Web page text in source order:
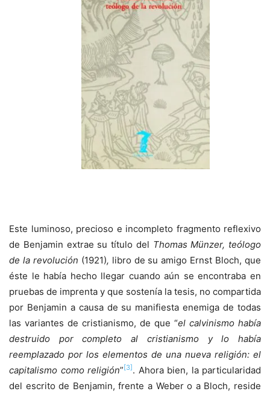
Este luminoso, precioso e incompleto fragmento reflexivo
de Benjamin extrae su título del Thomas Münzer, teólogo
de la revolución (1921), libro de su amigo Ernst Bloch, que
éste le había hecho llegar cuando aún se encontraba en
pruebas de imprenta y que sostenía la tesis, no compartida
por Benjamin a causa de su manifiesta enemiga de todas
las variantes de cristianismo, de que “el calvinismo había
destruido por completo al cristianismo y lo había
reemplazado por los elementos de una nueva religión: el
capitalismo como religión” [3] . Ahora bien, la particularidad
del escrito de Benjamin, frente a Weber o a Bloch, reside